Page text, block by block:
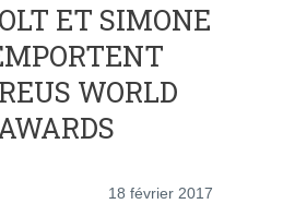
ET SIMONE
WORLD
18 février 2017